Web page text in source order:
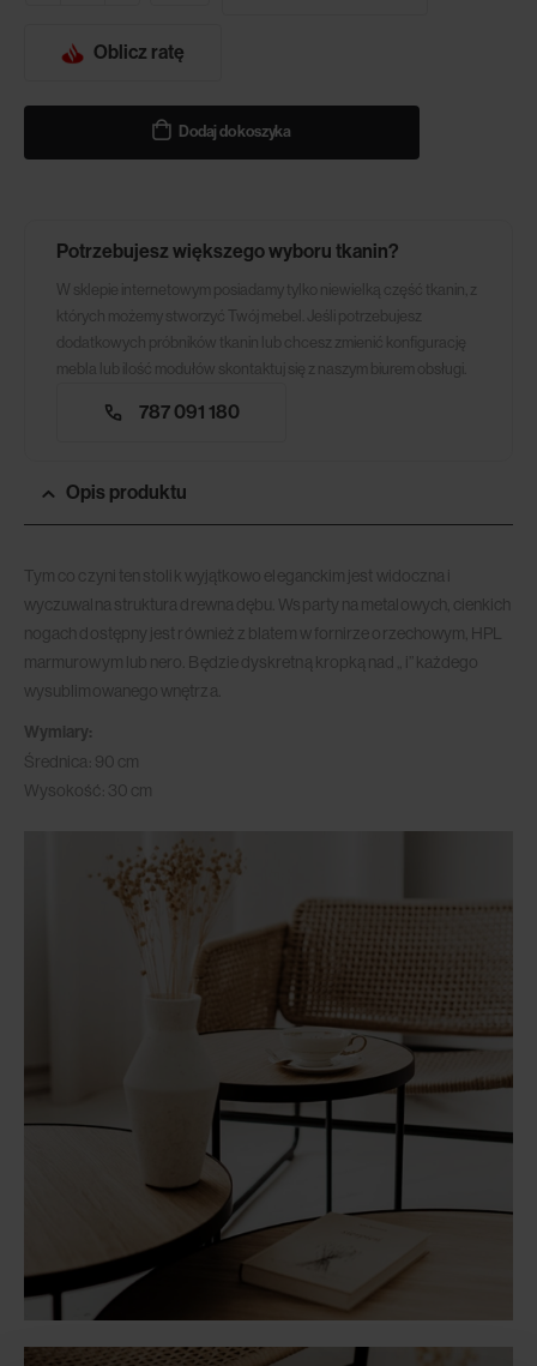
Oblicz ratę
Dodaj do koszyka
Potrzebujesz większego wyboru tkanin?
W sklepie internetowym posiadamy tylko niewielką część tkanin, z
których możemy stworzyć Twój mebel. Jeśli potrzebujesz
dodatkowych próbników tkanin lub chcesz zmienić konfigurację
mebla lub ilość modułów skontaktuj się z naszym biurem obsługi.
787 091 180
Opis produktu
Tym co czyni ten stolik wyjątkowo eleganckim jest widoczna i
wyczuwalna struktura drewna dębu. Wsparty na metalowych, cienkich
nogach dostępny jest również z blatem w fornirze orzechowym, HPL
marmurowym lub nero. Będzie dyskretną kropką nad „ i” każdego
wysublimowanego wnętrza.
Wymiary:
Średnica: 90 cm
Wysokość: 30 cm